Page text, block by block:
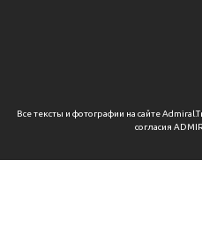
Все тексты и фотографии на сайте
согласия